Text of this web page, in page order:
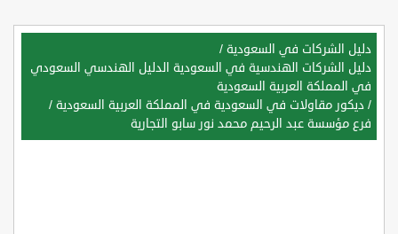
دليل الشركات في السعودية /
دليل الشركات الهندسية في السعودية الدليل الهندسي السعودي
في المملكة العربية السعودية
/ ديكور مقاولات في السعودية في المملكة العربية السعودية /
فرع مؤسسة عبد الرحيم محمد نور سابو التجارية